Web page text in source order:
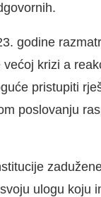
godine
krizi a
pristupiti
poslovanju
ulogu koju